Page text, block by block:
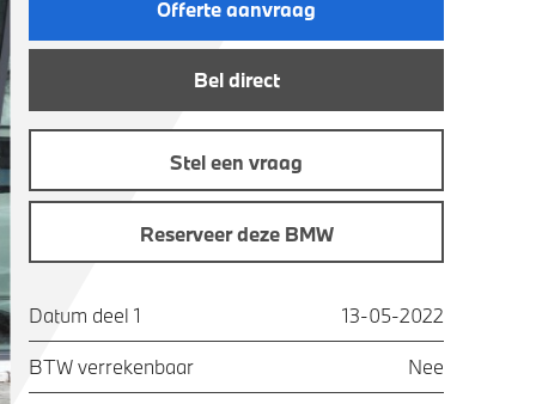
Offerte aanvraag
Bel direct
Stel een vraag
Reserveer deze BMW
Datum deel 1 13-05-2022
BTW verrekenbaar Nee